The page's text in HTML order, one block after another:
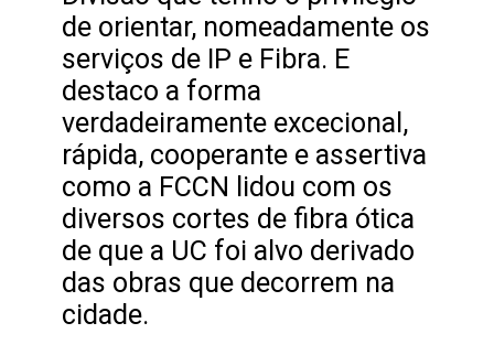
de orientar, nomeadamente os
serviços de IP e Fibra. E
destaco a forma
verdadeiramente excecional,
rápida, cooperante e assertiva
como a FCCN lidou com os
diversos cortes de fibra ótica
de que a UC foi alvo derivado
das obras que decorrem na
cidade.